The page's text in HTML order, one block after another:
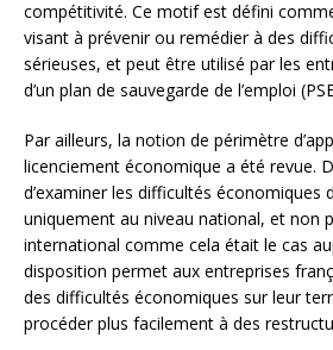
compétitivité. Ce motif est défini
visant à prévenir ou remédier à des
sérieuses, et peut être utilisé par les
d’un plan de sauvegarde de l’emploi
Par ailleurs, la notion de périmètre
licenciement économique a été revue.
d’examiner les difficultés économiques
uniquement au niveau national, et non
international comme cela était le cas
disposition permet aux entreprises
des difficultés économiques sur leur
procéder plus facilement à des